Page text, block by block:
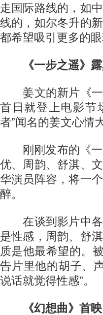
走国际路线的，如
线的，如尔冬升的
都希望吸引更多的
《一步之遥》
姜文的新片《一
首日就登上电影节
者”闻名的姜文心情
刚刚发布的《一
优、周韵、舒淇、
华演员阵容，将一
醉。
在谈到影片中各
是性感，周韵、舒
质是他最希望的。
告片里他的胡子、
说话就觉得性感”。
《幻想曲》首映